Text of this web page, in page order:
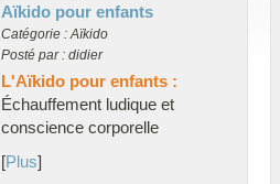
Aïkido pour enfants
Catégorie : Aïkido
Posté par : didier
L'Aïkido pour enfants :
Échauffement ludique et
conscience corporelle
[Plus]